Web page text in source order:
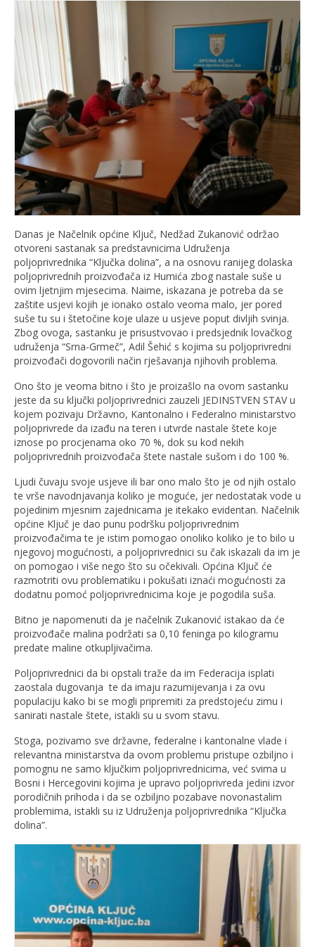
Danas je Načelnik općine Ključ, Nedžad Zukanović održao
otvoreni sastanak sa predstavnicima Udruženja
poljoprivrednika “Ključka dolina”, a na osnovu ranijeg dolaska
poljoprivrednih proizvođača iz Humića zbog nastale suše u
ovim ljetnjim mjesecima. Naime, iskazana je potreba da se
zaštite usjevi kojih je ionako ostalo veoma malo, jer pored
suše tu su i štetočine koje ulaze u usjeve poput divljih svinja.
Zbog ovoga, sastanku je prisustvovao i predsjednik lovačkog
udruženja “Srna-Grmeč”, Adil Šehić s kojima su poljoprivredni
proizvođači dogovorili način rješavanja njihovih problema.
Ono što je veoma bitno i što je proizašlo na ovom sastanku
jeste da su ključki poljoprivrednici zauzeli JEDINSTVEN STAV u
kojem pozivaju Državno, Kantonalno i Federalno ministarstvo
poljoprivrede da izađu na teren i utvrde nastale štete koje
iznose po procjenama oko 70 %, dok su kod nekih
poljoprivrednih proizvođača štete nastale sušom i do 100 %.
Ljudi čuvaju svoje usjeve ili bar ono malo što je od njih ostalo
te vrše navodnjavanja koliko je moguće, jer nedostatak vode u
pojedinim mjesnim zajednicama je itekako evidentan. Načelnik
općine Ključ je dao punu podršku poljoprivrednim
proizvođačima te je istim pomogao onoliko koliko je to bilo u
njegovoj mogućnosti, a poljoprivrednici su čak iskazali da im je
on pomogao i više nego što su očekivali. Općina Ključ će
razmotriti ovu problematiku i pokušati iznaći mogućnosti za
dodatnu pomoć poljoprivrednicima koje je pogodila suša.
Bitno je napomenuti da je načelnik Zukanović istakao da će
proizvođače malina podržati sa 0,10 feninga po kilogramu
predate maline otkupljivačima.
Poljoprivrednici da bi opstali traže da im Federacija isplati
zaostala dugovanja te da imaju razumijevanja i za ovu
populaciju kako bi se mogli pripremiti za predstojeću zimu i
sanirati nastale štete, istakli su u svom stavu.
Stoga, pozivamo sve državne, federalne i kantonalne vlade i
relevantna ministarstva da ovom problemu pristupe ozbiljno i
pomognu ne samo ključkim poljoprivrednicima, već svima u
Bosni i Hercegovini kojima je upravo poljoprivreda jedini izvor
porodičnih prihoda i da se ozbiljno pozabave novonastalim
problemima, istakli su iz Udruženja poljoprivrednika “Ključka
dolina”.